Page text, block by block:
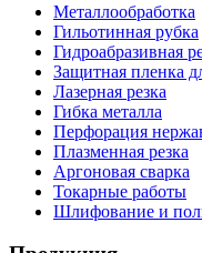
Металлообработка
Гильотинная рубка
Гидроабразивная
Защитная пленка
Лазерная резка
Гибка металла
Перфорация
Плазменная резка
Аргоновая сварка
Токарные работы
Шлифование и